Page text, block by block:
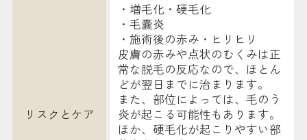
リスクとケア
・増毛化・硬毛化
・毛嚢炎
・施術後の赤み・ヒリヒリ
皮膚の赤みや点状のむくみは正
常な脱毛の反応なので、ほとん
どが翌日までに治まります。
また、部位によっては、毛のう
炎が起こる可能性もあります。
ほか、硬毛化が起こりやすい部